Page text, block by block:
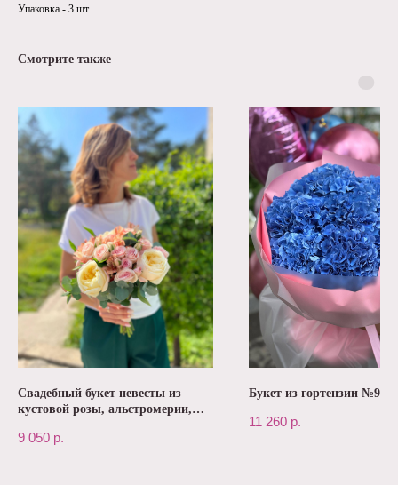
Упаковка - 3 шт.
Смотрите также
Свадебный букет невесты из
кустовой розы, альстромерии,
9 050 р.
Букет из гортензии №97
11 260 р.